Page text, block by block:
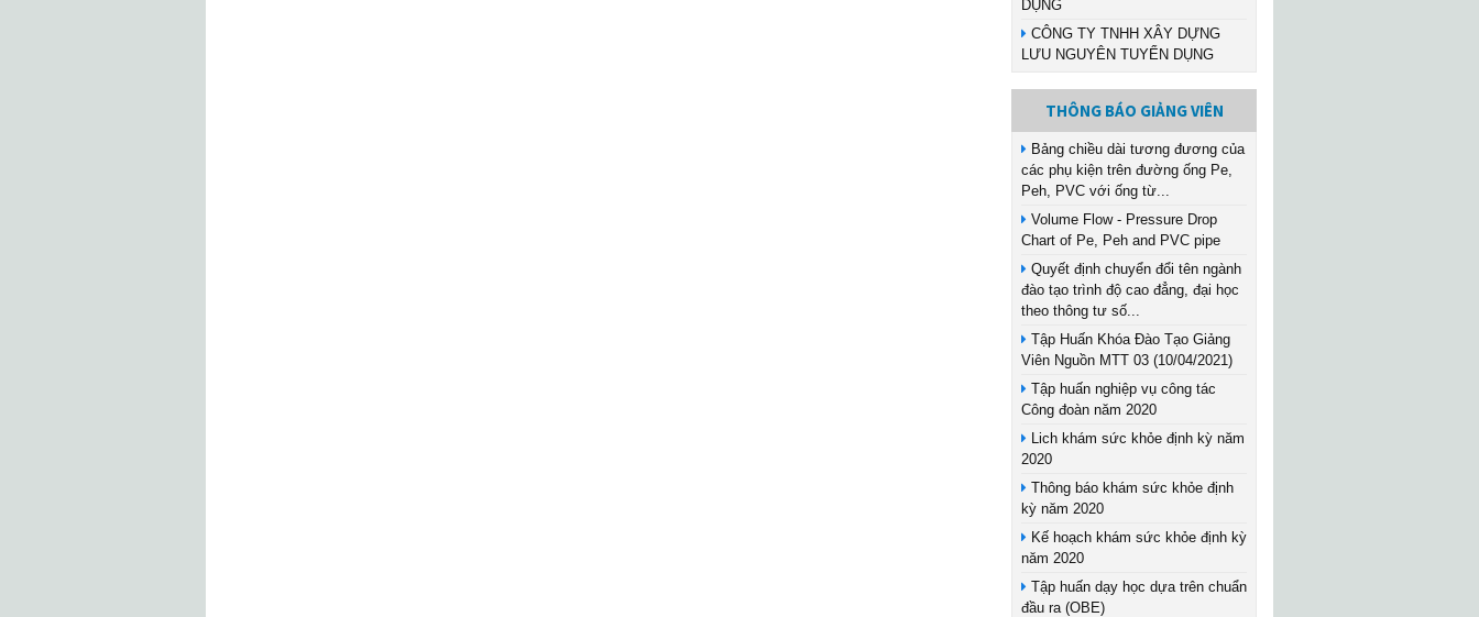
DỤNG
CÔNG TY TNHH XÂY DỰNG
LƯU NGUYÊN TUYỂN DỤNG
THÔNG BÁO GIẢNG VIÊN
Bảng chiều dài tương đương của
các phụ kiện trên đường ống Pe,
Peh, PVC với ống từ...
Volume Flow - Pressure Drop
Chart of Pe, Peh and PVC pipe
Quyết định chuyển đổi tên ngành
đào tạo trình độ cao đẳng, đại học
theo thông tư số...
Tập Huấn Khóa Đào Tạo Giảng
Viên Nguồn MTT 03 (10/04/2021)
Tập huấn nghiệp vụ công tác
Công đoàn năm 2020
Lich khám sức khỏe định kỳ năm
2020
Thông báo khám sức khỏe định
kỳ năm 2020
Kế hoạch khám sức khỏe định kỳ
năm 2020
Tập huấn dạy học dựa trên chuẩn
đầu ra (OBE)